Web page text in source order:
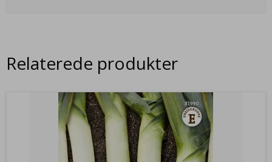
Relaterede produkter